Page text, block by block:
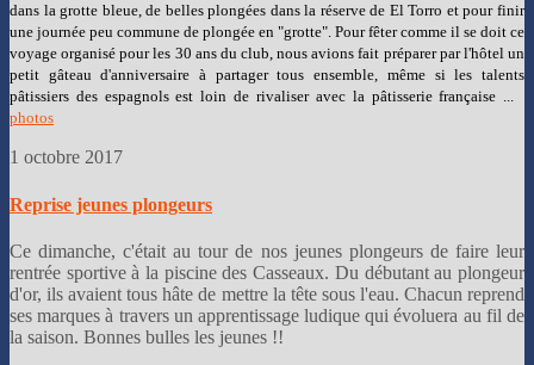
dans la grotte bleue, de belles plongées dans la réserve de El Torro et pour finir
une journée peu commune de plongée en "grotte". Pour fêter comme il se doit ce
voyage organisé pour les 30 ans du club, nous avions fait préparer par l'hôtel un
petit gâteau d'anniversaire à partager tous ensemble, même si les talents
pâtissiers des espagnols est loin de rivaliser avec la pâtisserie française ...
photos
1 octobre 2017
Reprise jeunes plongeurs
Ce dimanche, c'était au tour de nos jeunes plongeurs de faire leur
rentrée sportive à la piscine des Casseaux. Du débutant au plongeur
d'or, ils avaient tous hâte de mettre la tête sous l'eau. Chacun reprend
ses marques à travers un apprentissage ludique qui évoluera au fil de
la saison. Bonnes bulles les jeunes !!